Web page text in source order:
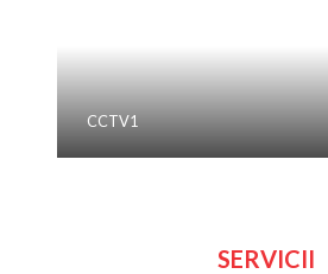
CCTV1
SERVICII